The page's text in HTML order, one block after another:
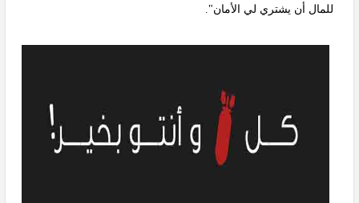
للمال أن يشتري لي الأمان".